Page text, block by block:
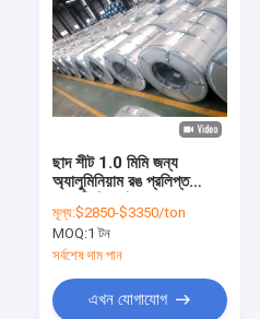
ছাদ শীট 1.0 মিমি জন্য
অ্যালুমিনিয়াম রঙ প্রলিপ্ত
মূল্য:$2850-$3350/ton
MOQ:1 টন
সর্বশেষ দাম পান
এখন যোগাযোগ